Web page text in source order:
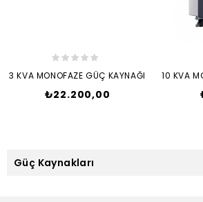
3 KVA MONOFAZE GÜÇ KAYNAĞI
Fiyat
₺22.200,00
Güç Kaynakları